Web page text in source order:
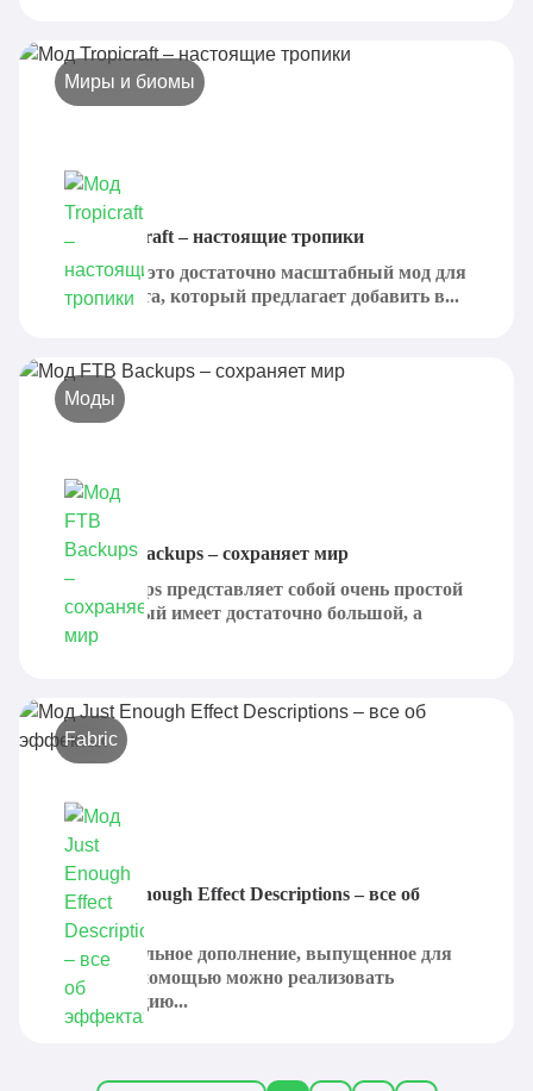
Миры и биомы
Мод Tropicraft – настоящие тропики
Tropicraft - это достаточно масштабный мод для
Майнкрафта, который предлагает добавить в...
Моды
Мод FTB Backups – сохраняет мир
FTB Backups представляет собой очень простой
мод, который имеет достаточно большой, а
также...
Fabric
Мод Just Enough Effect Descriptions – все об
Это специальное дополнение, выпущенное для
JEI. С его помощью можно реализовать
демонстрацию...